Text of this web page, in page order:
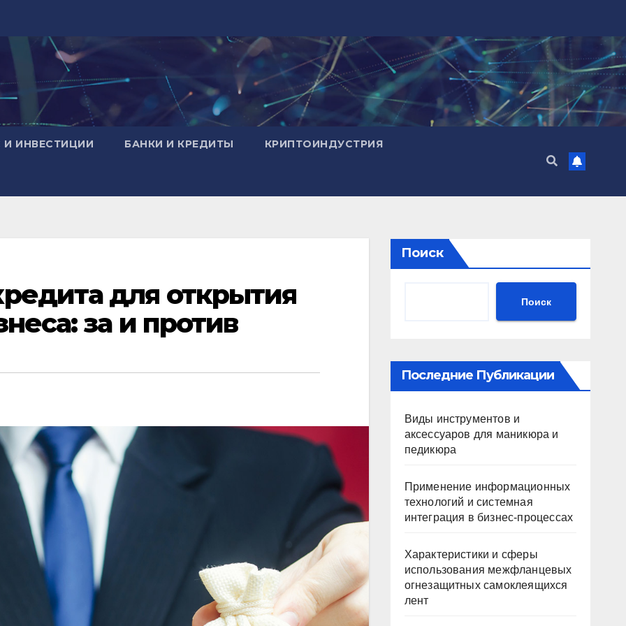
И ИНВЕСТИЦИИ БАНКИ И КРЕДИТЫ КРИПТОИНДУСТРИЯ
для открытия
за и против
Поиск
Поиск
Последние Публикации
Виды инструментов и
аксессуаров для маникюра и
педикюра
Применение информационных
технологий и системная
интеграция в бизнес-процессах
Характеристики и сферы
использования межфланцевых
огнезащитных самоклеящихся
лент